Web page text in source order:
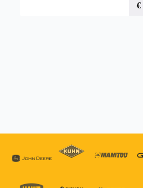
€